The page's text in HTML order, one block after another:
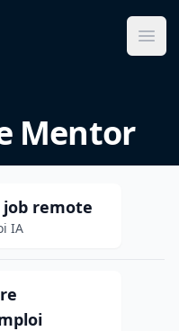
Mentor
remote
IA